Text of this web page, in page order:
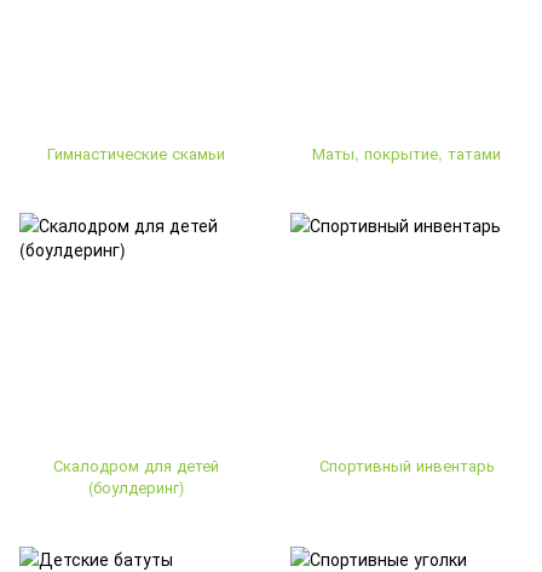
Гимнастические скамьи Маты, покрытие, татами
Скалодром для детей
(боулдеринг)
Спортивный инвентарь